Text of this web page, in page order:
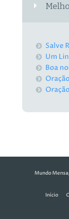
Salve
Um
Boa
Mundo
Início